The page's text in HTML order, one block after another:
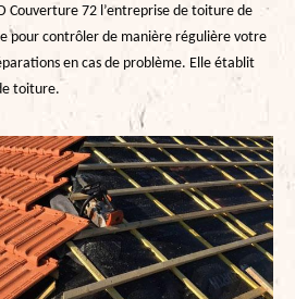
Couverture 72 l’entreprise de toiture de
pour contrôler de manière régulière votre
en cas de problème. Elle établit
toiture.